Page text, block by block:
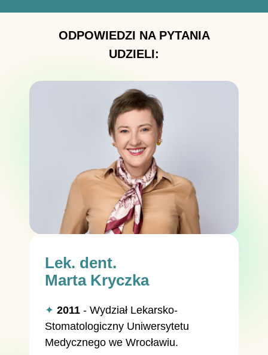
✦ 2011 - Wydział Lekarsko-
Stomatologiczny Uniwersytetu
Medycznego we Wrocławiu.
Lek. dent.
Marta Kryczka
ODPOWIEDZI NA PYTANIA
UDZIELI: